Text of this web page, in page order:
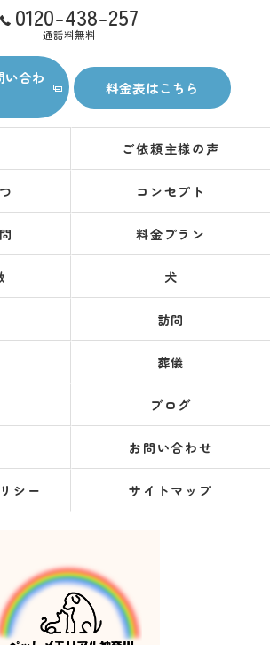
0120-438-257
通話料無料
い合わ
料金表はこちら
ご依頼主様の声
コンセプト
料金プラン
犬
訪問
葬儀
ブログ
お問い合わせ
シー サイトマップ